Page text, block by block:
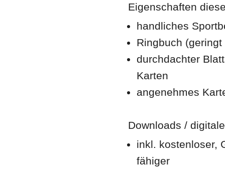
Eigenschaften
handliches
Ringbuch
durchdachter
Karten
angenehmes
Downloads /
inkl. kostenloser,
fähiger